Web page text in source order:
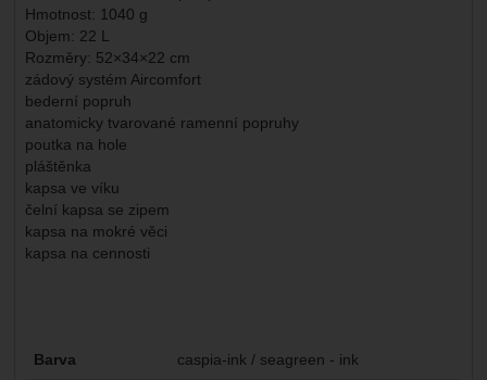
Hmotnost: 1040 g
Objem: 22 L
Rozměry: 52×34×22 cm
zádový systém Aircomfort
bederní popruh
anatomicky tvarované ramenní popruhy
poutka na hole
pláštěnka
kapsa ve víku
čelní kapsa se zipem
kapsa na mokré věci
kapsa na cennosti
Parametry
Barva caspia-ink / seagreen - ink